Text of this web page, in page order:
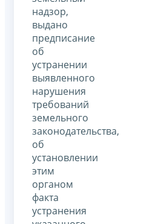
надзор,
выдано
предписание
об
устранении
выявленного
нарушения
требований
земельного
законодательства,
об
установлении
этим
органом
факта
устранения